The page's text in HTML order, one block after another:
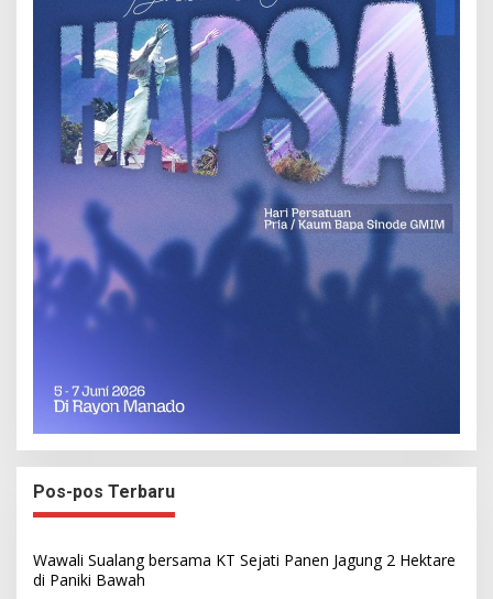
Pos-pos Terbaru
Wawali Sualang bersama KT Sejati Panen Jagung 2 Hektare
di Paniki Bawah